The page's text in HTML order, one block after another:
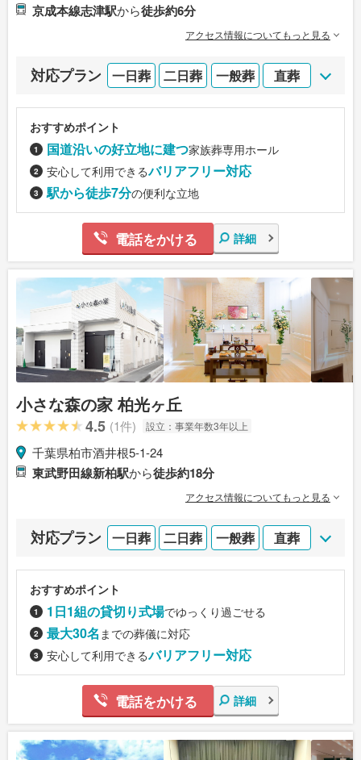
京成本線志津駅から徒歩約6分
アクセス情報についてもっと見る
対応プラン 一日葬 二日葬 一般葬 直葬
おすすめポイント
国道沿いの好立地に建つ家族葬専用ホール
安心して利用できるバリアフリー対応
駅から徒歩7分の便利な立地
電話をかける 詳細
小さな森の家 柏光ヶ丘
4.5 (1件) 設立： 事業年数3年以上
千葉県柏市酒井根5-1-24
東武野田線新柏駅から徒歩約18分
アクセス情報についてもっと見る
対応プラン 一日葬 二日葬 一般葬 直葬
おすすめポイント
1日1組の貸切り式場でゆっくり過ごせる
最大30名 までの葬儀に対応
安心して利用できるバリアフリー対応
電話をかける 詳細